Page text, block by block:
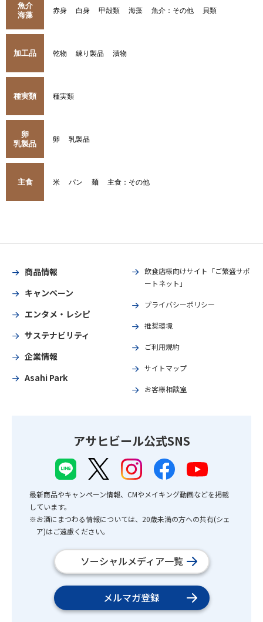
魚介
海藻
赤身 白身 甲殻類 海藻 魚介：その他 貝類
加工品 乾物 練り製品 漬物
種実類 種実類
卵
乳製品
卵 乳製品
主食 米 パン 麺 主食：その他
商品情報
キャンペーン
エンタメ・レシピ
サステナビリティ
企業情報
Asahi Park
飲食店様向けサイト「ご繁盛サポ
ートネット」
プライバシーポリシー
推奨環境
ご利用規約
サイトマップ
お客様相談室
アサヒビール公式SNS
最新商品やキャンペーン情報、CMやメイキング動画などを掲載
しています。
※お酒にまつわる情報については、20歳未満の方への共有(シェ
ア)はご遠慮ください。
ソーシャルメディア一覧
メルマガ登録